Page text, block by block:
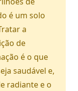
é um solo
a
de
é o que
saudável e,
radiante e o